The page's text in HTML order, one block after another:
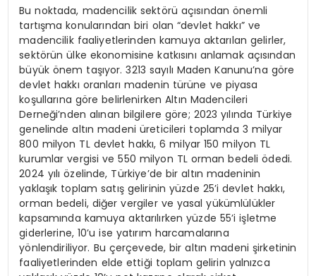
Bu noktada, madencilik sektörü açısından önemli
tartışma konularından biri olan “devlet hakkı” ve
madencilik faaliyetlerinden kamuya aktarılan gelirler,
sektörün ülke ekonomisine katkısını anlamak açısından
büyük önem taşıyor. 3213 sayılı Maden Kanunu’na göre
devlet hakkı oranları madenin türüne ve piyasa
koşullarına göre belirlenirken Altın Madencileri
Derneği’nden alınan bilgilere göre; 2023 yılında Türkiye
genelinde altın madeni üreticileri toplamda 3 milyar
800 milyon TL devlet hakkı, 6 milyar 150 milyon TL
kurumlar vergisi ve 550 milyon TL orman bedeli ödedi.
2024 yılı özelinde, Türkiye’de bir altın madeninin
yaklaşık toplam satış gelirinin yüzde 25’i devlet hakkı,
orman bedeli, diğer vergiler ve yasal yükümlülükler
kapsamında kamuya aktarılırken yüzde 55’i işletme
giderlerine, 10’u ise yatırım harcamalarına
yönlendiriliyor. Bu çerçevede, bir altın madeni şirketinin
faaliyetlerinden elde ettiği toplam gelirin yalnızca